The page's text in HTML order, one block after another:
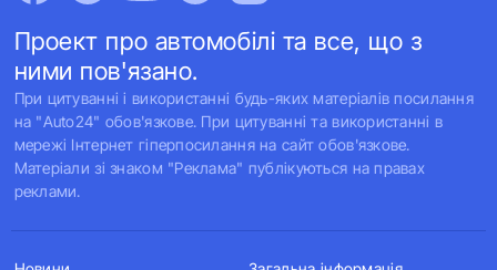
Проект про автомобілі та все, що з
ними пов'язано.
При цитуванні і використанні будь-яких матеріалів посилання
на "Auto24" обов'язкове. При цитуванні та використанні в
мережі Інтернет гіперпосилання на сайт обов'язкове.
Матеріали зі знаком "Реклама" публікуються на правах
реклами.